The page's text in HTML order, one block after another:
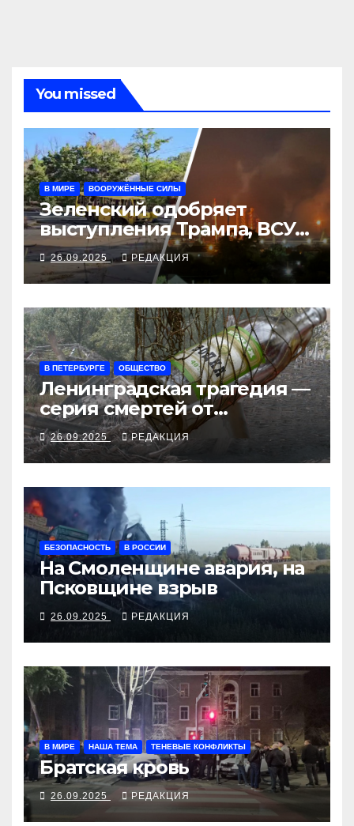
You missed
В МИРЕ ВООРУЖЁННЫЕ СИЛЫ
Зеленский одобряет
выступления Трампа, ВСУ
закрыли Добропольский
рубеж
26.09.2025 РЕДАКЦИЯ
В ПЕТЕРБУРГЕ ОБЩЕСТВО
Ленинградская трагедия —
серия смертей от
алкосуррогата
26.09.2025 РЕДАКЦИЯ
БЕЗОПАСНОСТЬ В РОССИИ
На Смоленщине авария, на
Псковщине взрыв
26.09.2025 РЕДАКЦИЯ
В МИРЕ НАША ТЕМА ТЕНЕВЫЕ КОНФЛИКТЫ
Братская кровь
26.09.2025 РЕДАКЦИЯ